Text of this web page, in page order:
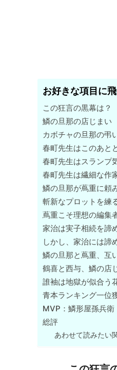
お好きな項目に
この狂言の黒幕は？
鱗の旦那の店じまい
カボチャの旦那の弔
春町先生はこのあと
春町先生はスランプ
春町先生は繊細な作
鱗の旦那が蔦重に頼
斬新なプロットを練
蔦重こそ理想の編集
家治は実子相続を諦
しかし、家治には諦
鱗の旦那と蔦重、互
鶴喜と西与、鱗の店
誰袖は地獄が似合う
青本ランキング一位
MVP：鱗形屋孫兵衛
総評
あわせて読みたい